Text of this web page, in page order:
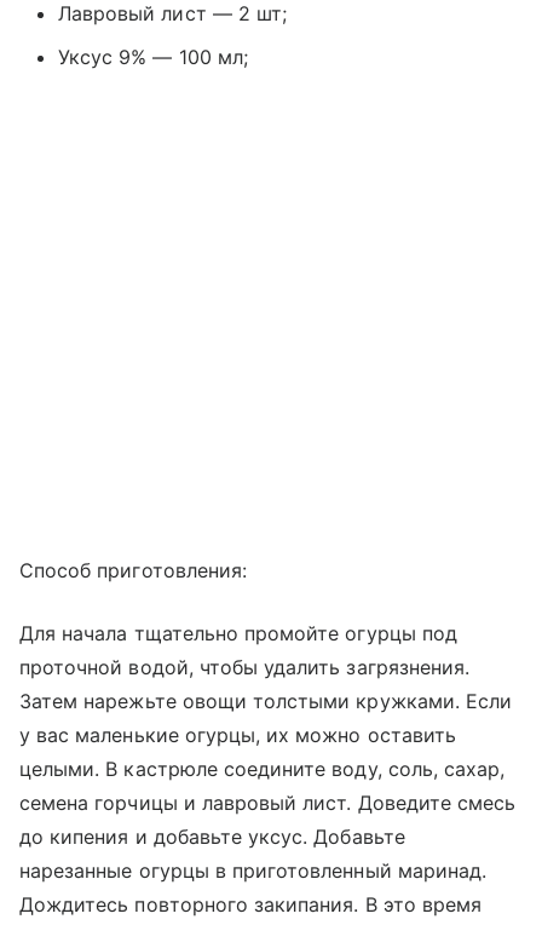
Лавровый лист — 2 шт;
Уксус 9% — 100 мл;
Способ приготовления:
Для начала тщательно промойте огурцы под
проточной водой, чтобы удалить загрязнения.
Затем нарежьте овощи толстыми кружками. Если
у вас маленькие огурцы, их можно оставить
целыми. В кастрюле соедините воду, соль, сахар,
семена горчицы и лавровый лист. Доведите смесь
до кипения и добавьте уксус. Добавьте
нарезанные огурцы в приготовленный маринад.
Дождитесь повторного закипания. В это время